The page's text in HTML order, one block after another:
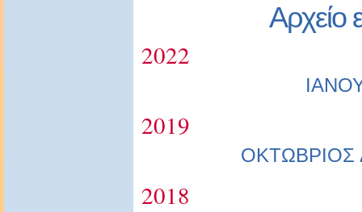
Αρχείο
2022
2019
ΟΚΤΩΒΡΙΟΣ
2018